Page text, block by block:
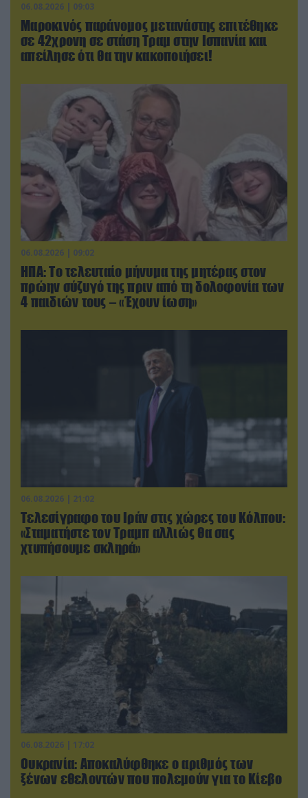
06.08.2026 | 09:03
Μαροκινός παράνομος μετανάστης επιτέθηκε
σε 42χρονη σε στάση Τραμ στην Ισπανία και
απείλησε ότι θα την κακοποιήσει!
06.08.2026 | 09:02
ΗΠΑ: Το τελευταίο μήνυμα της μητέρας στον
πρώην σύζυγό της πριν από τη δολοφονία των
4 παιδιών τους – «Έχουν ίωση»
06.08.2026 | 21:02
Τελεσίγραφο του Ιράν στις χώρες του Κόλπου:
«Σταματήστε τον Τραμπ αλλιώς θα σας
χτυπήσουμε σκληρά»
06.08.2026 | 17:02
Ουκρανία: Αποκαλύφθηκε ο αριθμός των
ξένων εθελοντών που πολεμούν για το Κίεβο